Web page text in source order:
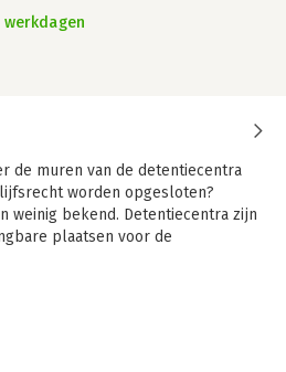
de muren van de detentiecentra
worden opgesloten?
weinig bekend. Detentiecentra zijn
plaatsen voor de